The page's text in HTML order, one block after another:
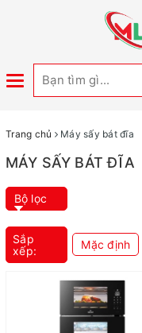
Toggle
Trang chủ Máy sấy bát đĩa
MÁY SẤY BÁT ĐĨA
Bộ lọc
Sắp
xếp:
Mặc định